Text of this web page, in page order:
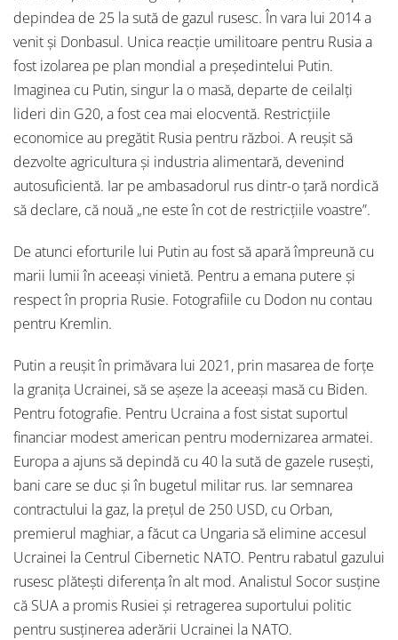
depindea de 25 la sută de gazul rusesc. În vara lui 2014 a
venit și Donbasul. Unica reacție umilitoare pentru Rusia a
fost izolarea pe plan mondial a președintelui Putin.
Imaginea cu Putin, singur la o masă, departe de ceilalți
lideri din G20, a fost cea mai elocventă. Restricțiile
economice au pregătit Rusia pentru război. A reușit să
dezvolte agricultura și industria alimentară, devenind
autosuficientă. Iar pe ambasadorul rus dintr-o țară nordică
să declare, că nouă „ne este în cot de restricțiile voastre”.
De atunci eforturile lui Putin au fost să apară împreună cu
marii lumii în aceeași vinietă. Pentru a emana putere și
respect în propria Rusie. Fotografiile cu Dodon nu contau
pentru Kremlin.
Putin a reușit în primăvara lui 2021, prin masarea de forțe
la granița Ucrainei, să se așeze la aceeași masă cu Biden.
Pentru fotografie. Pentru Ucraina a fost sistat suportul
financiar modest american pentru modernizarea armatei.
Europa a ajuns să depindă cu 40 la sută de gazele rusești,
bani care se duc și în bugetul militar rus. Iar semnarea
contractului la gaz, la prețul de 250 USD, cu Orban,
premierul maghiar, a făcut ca Ungaria să elimine accesul
Ucrainei la Centrul Cibernetic NATO. Pentru rabatul gazului
rusesc plătești diferența în alt mod. Analistul Socor susține
că SUA a promis Rusiei și retragerea suportului politic
pentru susținerea aderării Ucrainei la NATO.